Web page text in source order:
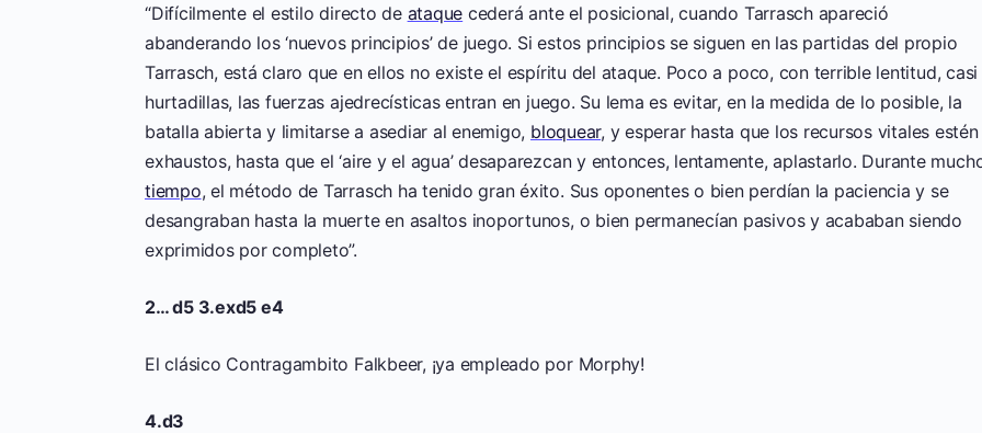
“Difícilmente el estilo directo de ataque cederá ante el posicional, cuando Tarrasch apareció
abanderando los ‘nuevos principios’ de juego. Si estos principios se siguen en las partidas del propio
Tarrasch, está claro que en ellos no existe el espíritu del ataque. Poco a poco, con terrible lentitud, casi
hurtadillas, las fuerzas ajedrecísticas entran en juego. Su lema es evitar, en la medida de lo posible, la
batalla abierta y limitarse a asediar al enemigo, bloquear, y esperar hasta que los recursos vitales estén
exhaustos, hasta que el ‘aire y el agua’ desaparezcan y entonces, lentamente, aplastarlo. Durante
tiempo, el método de Tarrasch ha tenido gran éxito. Sus oponentes o bien perdían la paciencia y se
desangraban hasta la muerte en asaltos inoportunos, o bien permanecían pasivos y acababan siendo
exprimidos por completo”.
2… d5 3.exd5 e4
El clásico Contragambito Falkbeer, ¡ya empleado por Morphy!
4.d3